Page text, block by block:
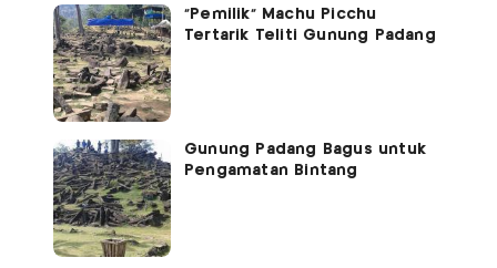
"Pemilik" Machu Picchu
Tertarik Teliti Gunung Padang
Gunung Padang Bagus untuk
Pengamatan Bintang